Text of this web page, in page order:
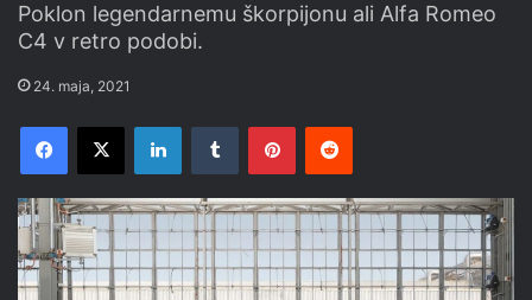
Poklon legendarnemu škorpijonu ali Alfa Romeo
C4 v retro podobi.
24. maja, 2021
Facebook
X LinkedInTumblr PinterestReddit